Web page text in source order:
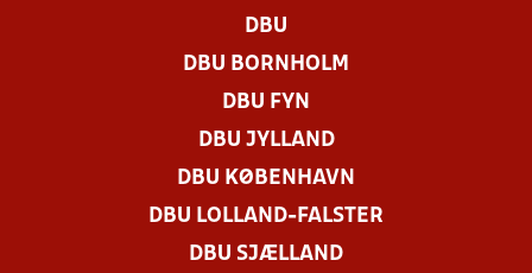
DBU
DBU BORNHOLM
DBU FYN
DBU JYLLAND
DBU KØBENHAVN
DBU LOLLAND-FALSTER
DBU SJÆLLAND